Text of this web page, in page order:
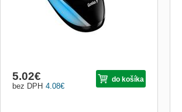
4.08€
bez DPH
5.02€ do košíka